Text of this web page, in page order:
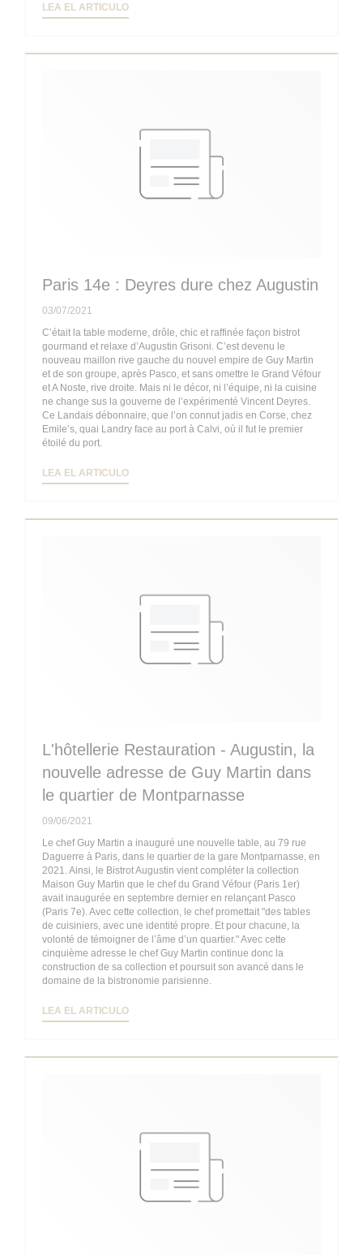
LEA EL ARTICULO((ABRE EN UNA NUEVA VENTANA))
Paris 14e : Deyres dure chez Augustin
03/07/2021
C’était la table moderne, drôle, chic et raffinée façon bistrot
gourmand et relaxe d’Augustin Grisoni. C’est devenu le
nouveau maillon rive gauche du nouvel empire de Guy Martin
et de son groupe, après Pasco, et sans omettre le Grand Véfour
et A Noste, rive droite. Mais ni le décor, ni l’équipe, ni la cuisine
ne change sus la gouverne de l’expérimenté Vincent Deyres.
Ce Landais débonnaire, que l’on connut jadis en Corse, chez
Emile’s, quai Landry face au port à Calvi, où il fut le premier
étoilé du port.
LEA EL ARTICULO((ABRE EN UNA NUEVA VENTANA))
L'hôtellerie Restauration - Augustin, la
nouvelle adresse de Guy Martin dans
le quartier de Montparnasse
09/06/2021
Le chef Guy Martin a inauguré une nouvelle table, au 79 rue
Daguerre à Paris, dans le quartier de la gare Montparnasse, en
2021. Ainsi, le Bistrot Augustin vient compléter la collection
Maison Guy Martin que le chef du Grand Véfour (Paris 1er)
avait inaugurée en septembre dernier en relançant Pasco
(Paris 7e). Avec cette collection, le chef promettait "des tables
de cuisiniers, avec une identité propre. Et pour chacune, la
volonté de témoigner de l’âme d’un quartier." Avec cette
cinquième adresse le chef Guy Martin continue donc la
construction de sa collection et poursuit son avancé dans le
domaine de la bistronomie parisienne.
LEA EL ARTICULO((ABRE EN UNA NUEVA VENTANA))